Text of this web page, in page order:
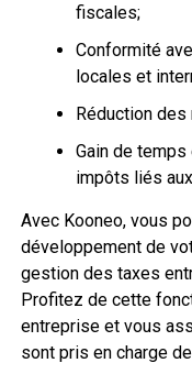
fiscales;
Conformité
locales et
Réduction des
Gain de
impôts liés
Avec Kooneo, vous
développement de
gestion des taxes
Profitez de cette
entreprise et vous
sont pris en charge